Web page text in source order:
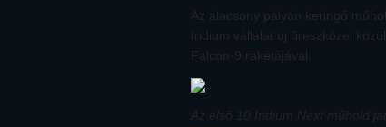
Az alacsony pályán keringő
Iridium vállalat új űreszközei
Falcon-9 rakétájával.
Az első 10 Iridium Next műhold